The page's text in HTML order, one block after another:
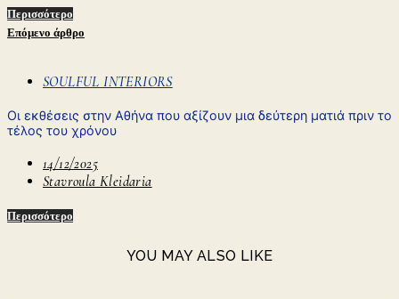
Περισσότερο
Επόμενο άρθρο
SOULFUL INTERIORS
Oι εκθέσεις στην Αθήνα που αξίζουν μια δεύτερη ματιά πριν το
τέλος του χρόνου
14/12/2025
Stavroula Kleidaria
Περισσότερο
YOU MAY ALSO LIKE